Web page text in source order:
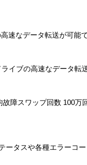
速なデータ転送が可能で
イブの高速なデータ転
障スワップ回数 100万
ータスや各種エラーコ